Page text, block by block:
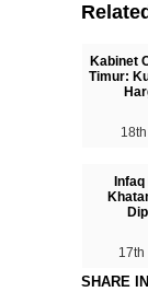
Kabinet
Timur:
17th
SHARE